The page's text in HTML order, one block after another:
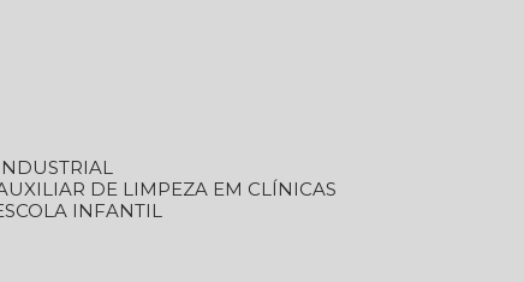
AUXILIAR DE LIMPEZA EM CLÍNICAS
INFANTIL